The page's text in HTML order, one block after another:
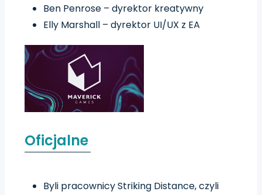
Ben Penrose – dyrektor kreatywny
Elly Marshall – dyrektor UI/UX z EA
Oficjalne
Byli pracownicy Striking Distance, czyli